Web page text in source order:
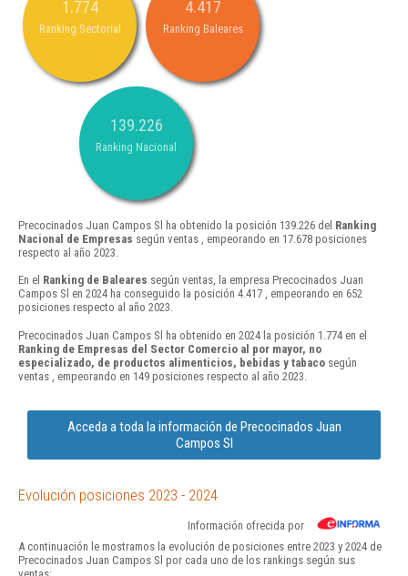
1.774
Ranking Sectorial
4.417
Ranking Baleares
139.226
Ranking Nacional
Precocinados Juan Campos Sl ha obtenido la posición 139.226 del Ranking
Nacional de Empresas según ventas , empeorando en 17.678 posiciones
respecto al año 2023.
En el Ranking de Baleares según ventas, la empresa Precocinados Juan
Campos Sl en 2024 ha conseguido la posición 4.417 , empeorando en 652
posiciones respecto al año 2023.
Precocinados Juan Campos Sl ha obtenido en 2024 la posición 1.774 en el
Ranking de Empresas del Sector Comercio al por mayor, no
especializado, de productos alimenticios, bebidas y tabaco según
ventas , empeorando en 149 posiciones respecto al año 2023.
Acceda a toda la información de Precocinados Juan
Campos Sl
Evolución posiciones 2023 - 2024
Información ofrecida por
A continuación le mostramos la evolución de posiciones entre 2023 y 2024 de
Precocinados Juan Campos Sl por cada uno de los rankings según sus